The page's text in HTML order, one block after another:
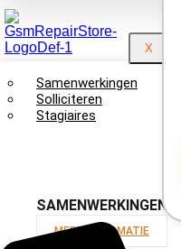
Samenwerkingen
Solliciteren
Stagiaires
SAMENWERKINGEN
MEER INFORMATIE
X